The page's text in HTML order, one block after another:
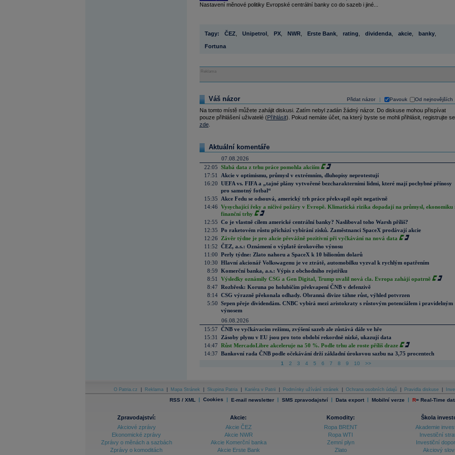
Nastavení měnové politiky Evropské centrální banky co do sazeb i jiné...
Tagy: ČEZ Unipetrol, PX, NWR, Erste Bank, rating dividenda, akcie, banky,
Fortuna
Reklama
Přidat názor Pavouk Od nejnovějších
Váš názor
Na tomto místě můžete zahájit diskusi. Zatím nebyl zadán žádný názor. Do diskuse mohou přispívat
pouze přihlášení uživatelé (Přihlásit). Pokud nemáte účet, na který byste se mohli přihlásit, registrujte se
zde.
Aktuální komentáře
07.08.2026
22:05 Slabá data z trhu práce pomohla akciím
17:51
Akcie v optimismu, průmysl v extrémním, dluhopisy neprotestují
16:20 UEFA vs. FIFA a „tajné plány vytvořené bezcharakterními lidmi, které mají pochybné přínosy
pro samotný fotbal“
15:35
Akce Fedu se odsouvá, americký trh práce překvapil opět negativně
14:46 Vysychající řeky a ničivé požáry v Evropě. Klimatická rizika dopadají na průmysl, ekonomiku
finanční trhy
12:55 Co je vlastně cílem americké centrální banky? Nasliboval toho Warsh příliš?
12:35 Po raketovém růstu přichází vybírání zisků. Zaměstnanci SpaceX prodávají akcie
12:26
Závěr týdne je pro akcie převážně pozitivní při vyčkávání na nová data
11:52 ČEZ, a.s.: Oznámení o výplatě úrokového výnosu
11:00 Perly týdne: Zlato nahoru a SpaceX k 10 bilionům dolarů
10:30 Hlavní akcionář Volkswagenu je ve ztrátě, automobilku vyzval k rychlým opatřením
8:59 Komerční banka, a.s.: Výpis z obchodního rejstříku
8:51
Výsledky oznámily CSG a Gen Digital, Trump uvalil nová cla. Evropa zahájí opatrně
8:47 Rozbřesk: Koruna po holubičím překvapení ČNB v defenzivě
8:14 CSG výrazně překonala odhady. Obranná divize táhne růst, výhled potvrzen
5:50 Srpen přeje dividendám. CNBC vybírá mezi aristokraty s růstovým potenciálem i pravidelným
výnosem
06.08.2026
15:57 ČNB ve vyčkávacím režimu, zvýšení sazeb ale zůstává dále ve hře
15:31
Zásoby plynu v EU jsou pro toto období rekordně nízké, ukazují data
14:47 Růst MercadoLibre akceleruje na 50 %. Podle trhu ale roste příliš draze
14:37 Bankovní rada ČNB podle očekávání drží základní úrokovou sazbu na 3,75 procentech
1 2 3 4 5 6 7 8 9 10 >>
O Patria.cz Reklama Mapa Stránek Skupina Patria Kariéra v Patrii Podmínky užívání stránek Ochrana osobních údajů Pravidla diskuse
RSS / XML | Cookies | E-mail newsletter | SMS zpravodajství | Data export | Mobilní verze | R= Real-Time
Zpravodajství:
Akciové zprávy
Ekonomické zprávy
Zprávy o měnách a sazbách
Zprávy o komoditách
Akcie:
Akcie ČEZ
Akcie NWR
Akcie Komerční banka
Akcie Erste Bank
Komodity:
Ropa BRENT
Ropa WTI
Zemní plyn
Zlato
Škola
Akademie
Investiční
Investiční
Akciový